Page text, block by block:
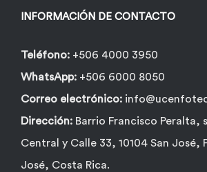
INFORMACIÓN DE CONTACTO
Teléfono: +506 4000 3950
WhatsApp: +506 6000 8050
Correo electrónico:
Dirección: Barrio Francisco Peralta,
Central y Calle 33, 10104 San José,
José, Costa Rica.